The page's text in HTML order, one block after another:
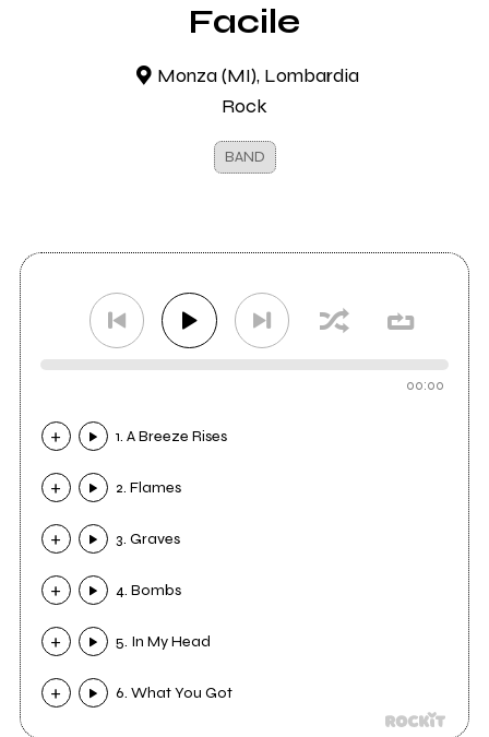
Facile
Monza (MI), Lombardia
Rock
BAND
00:00
1. A Breeze Rises
2. Flames
3. Graves
4. Bombs
5. In My Head
6. What You Got